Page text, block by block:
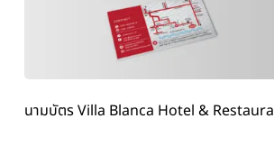
นามบัตร Villa Blanca Hotel &